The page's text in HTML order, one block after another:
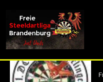
info (at) fsdl-brandenburg.de